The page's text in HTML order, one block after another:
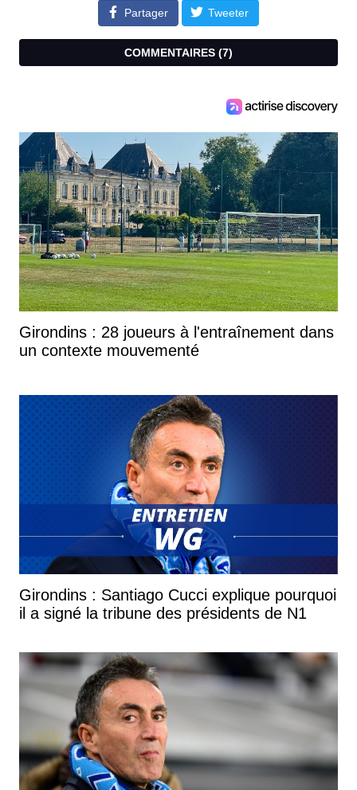
Partager Tweeter
COMMENTAIRES (7)
Girondins : 28 joueurs à l'entraînement dans
un contexte mouvementé
Girondins : Santiago Cucci explique pourquoi
il a signé la tribune des présidents de N1